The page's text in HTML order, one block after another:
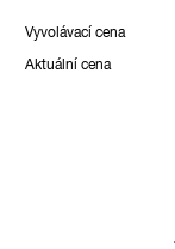
Vyvolávací cena
Aktuální cena